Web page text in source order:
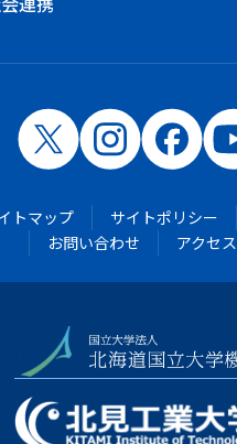
トマップ サイトポリシー
お問い合わせ
アクセス